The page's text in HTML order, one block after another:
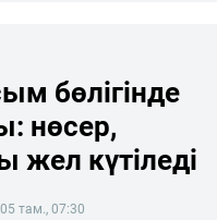
бөлігінде
нөсер,
жел күтіледі
там., 07:30